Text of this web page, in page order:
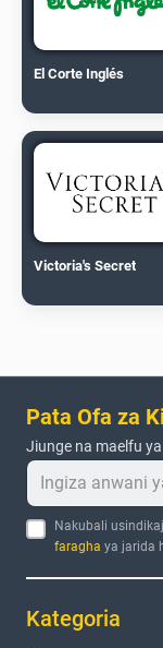
El Corte Inglés
Victoria's Secret
Pata Ofa za
Jiunge na maelfu
Nakubali
faragha ya jarida
Kategoria